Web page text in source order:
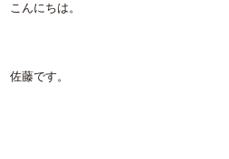
こんにちは。
佐藤です。